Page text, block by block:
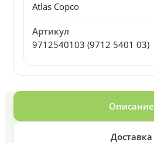
Atlas Copco
Артикул
9712540103 (9712 5401 03)
Описание
Доставка